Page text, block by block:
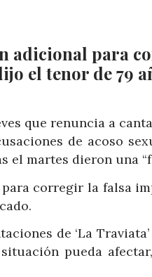
adicional para
el tenor de 79
que renuncia a
de acoso
el martes dieron una
corregir la falsa
de ‘La
pueda